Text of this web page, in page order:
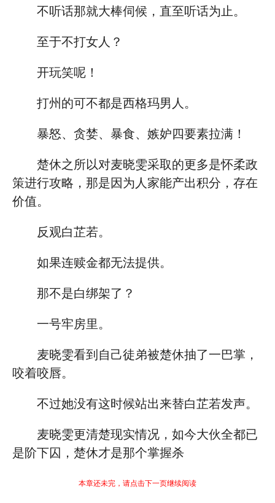
不听话那就大棒伺候，直至听话为止。
至于不打女人？
开玩笑呢！
打州的可不都是西格玛男人。
暴怒、贪婪、暴食、嫉妒四要素拉满！
楚休之所以对麦晓雯采取的更多是怀柔政
策进行攻略，那是因为人家能产出积分，存在
价值。
反观白芷若。
如果连赎金都无法提供。
那不是白绑架了？
一号牢房里。
麦晓雯看到自己徒弟被楚休抽了一巴掌，
咬着咬唇。
不过她没有这时候站出来替白芷若发声。
麦晓雯更清楚现实情况，如今大伙全都已
是阶下囚，楚休才是那个掌握杀
本章还未完，请点击下一页继续阅读